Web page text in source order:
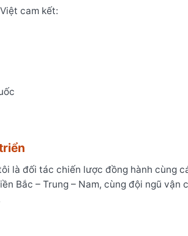
cam kết:
là đối tác chiến lược đồng hành cùng
Bắc – Trung – Nam, cùng đội ngũ vận